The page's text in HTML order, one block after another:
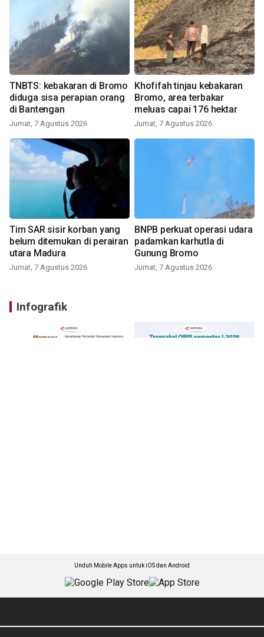
TNBTS: kebakaran di Bromo
diduga sisa perapian orang
di Bantengan
Jumat, 7 Agustus 2026
Khofifah tinjau kebakaran
Bromo, area terbakar
meluas capai 176 hektar
Jumat, 7 Agustus 2026
Tim SAR sisir korban yang
belum ditemukan di perairan
utara Madura
Jumat, 7 Agustus 2026
BNPB perkuat operasi udara
padamkan karhutla di
Gunung Bromo
Jumat, 7 Agustus 2026
Infografik
Unduh Mobile Apps untuk iOS dan Android